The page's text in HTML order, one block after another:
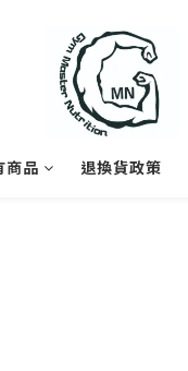
商品 退換貨政策